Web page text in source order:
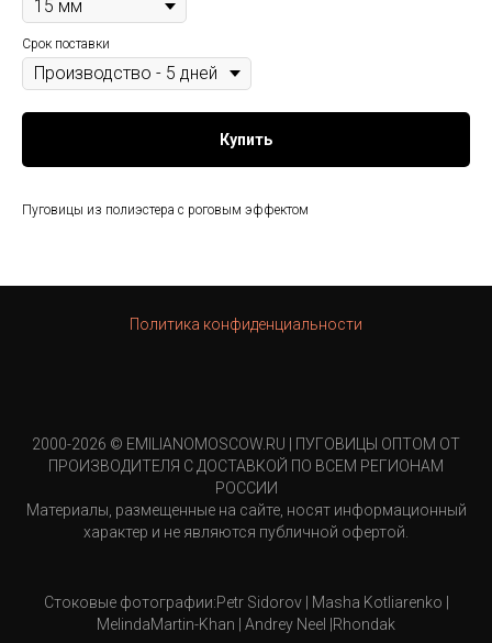
Срок поставки
Купить
Пуговицы из полиэстера с роговым эффектом
Политика конфиденциальности
2000-2026 © EMILIANOMOSCOW.RU | ПУГОВИЦЫ ОПТОМ ОТ
ПРОИЗВОДИТЕЛЯ С ДОСТАВКОЙ ПО ВСЕМ РЕГИОНАМ
РОССИИ
Материалы, размещенные на сайте, носят информационный
характер и не являются публичной офертой.
Стоковые фотографии:Petr Sidorov | Masha Kotliarenko |
MelindaMartin-Khan | Andrey Neel |Rhondak